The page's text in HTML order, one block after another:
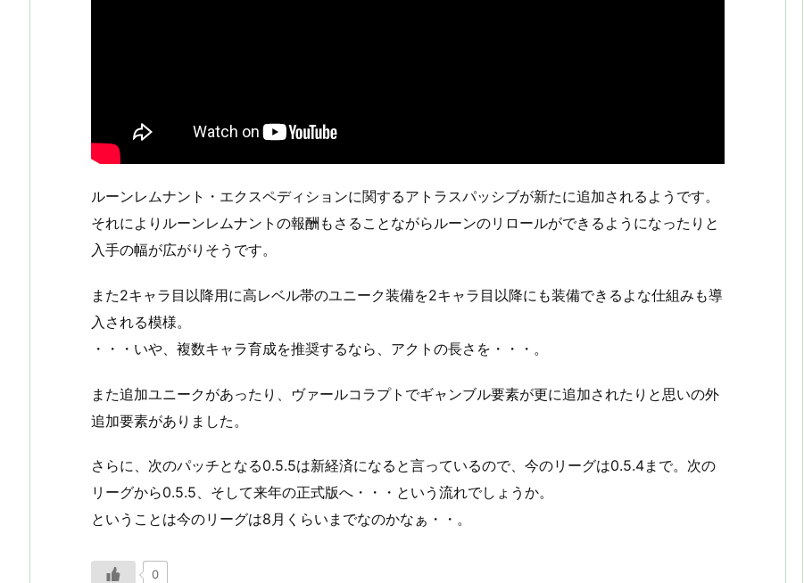
ルーンレムナント・エクスペディションに関するアトラスパッシブが新たに追加されるようです。
それによりルーンレムナントの報酬もさることながらルーンのリロールができるようになったりと
入手の幅が広がりそうです。
また2キャラ目以降用に高レベル帯のユニーク装備を2キャラ目以降にも装備できるよな仕組みも導
入される模様。
・・・いや、複数キャラ育成を推奨するなら、アクトの長さを・・・。
また追加ユニークがあったり、ヴァールコラプトでギャンブル要素が更に追加されたりと思いの外
追加要素がありました。
さらに、次のパッチとなる0.5.5は新経済になると言っているので、今のリーグは0.5.4まで。次の
リーグから0.5.5、そして来年の正式版へ・・・という流れでしょうか。
ということは今のリーグは8月くらいまでなのかなぁ・・。
0